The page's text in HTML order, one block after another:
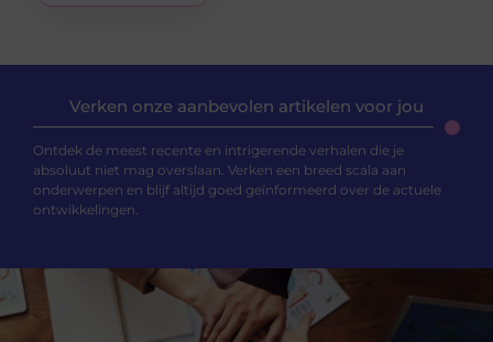
Verken onze aanbevolen artikelen voor jou
Ontdek de meest recente en intrigerende verhalen die je
absoluut niet mag overslaan. Verken een breed scala aan
onderwerpen en blijf altijd goed geïnformeerd over de actuele
ontwikkelingen.